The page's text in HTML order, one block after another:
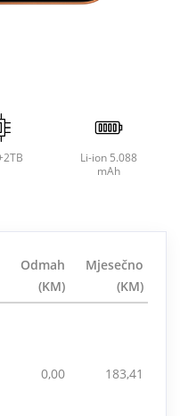
Li-ion 5.088
mAh
Odmah
(KM)
Mjesečno
(KM)
0,00 183,41